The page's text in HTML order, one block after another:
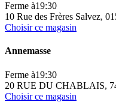
Ferme à19:30
10 Rue des Frères Salvez,
Choisir ce magasin
Annemasse
Ferme à19:30
20 RUE DU CHABLAIS,
Choisir ce magasin